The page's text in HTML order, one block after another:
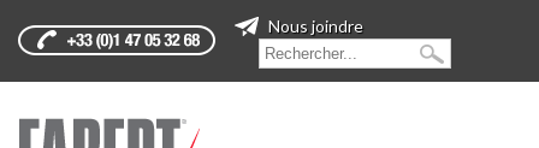
Nous joindre